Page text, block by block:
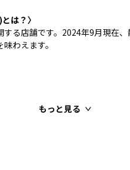
は？〉
る店舗です。2024年9月現在
わえます。
もっと見る